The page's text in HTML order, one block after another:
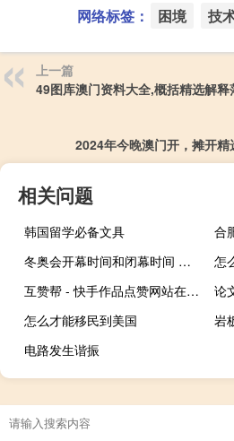
网络标签： 困境 技
上一篇
49图库澳门资料大全,概括精选解
2024年今晚澳门开，摊开
相关问题
韩国留学必备文具
冬奥会开幕时间和闭幕时间 北京冬奥会哪天开始开幕
怎
互赞帮 - 快手作品点赞网站在线,专业卡盟-卡盟平台
论
怎么才能移民到美国
岩
电路发生谐振